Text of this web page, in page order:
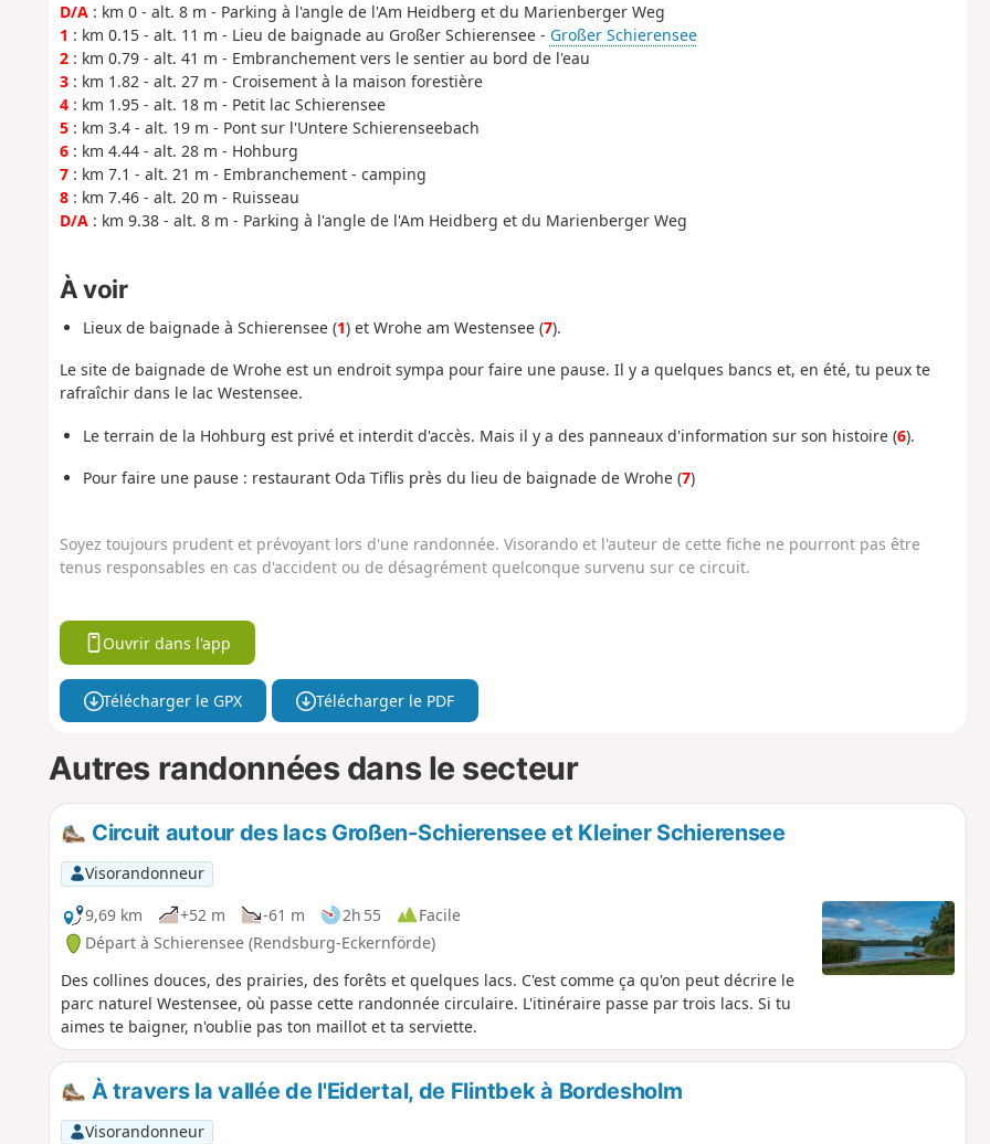
D/A: km 0 - alt. 8 m - Parking à l'angle de l'Am Heidberg et du Marienberger Weg
1 : km 0.15 - alt. 11 m - Lieu de baignade au Großer Schierensee - Großer Schierensee
2: km 0.79 - alt. 41 m - Embranchement vers le sentier au bord de l'eau
3: km 1.82 - alt. 27 m - Croisement à la maison forestière
4: km 1.95 - alt. 18 m - Petit lac Schierensee
5: km 3.4 - alt. 19 m - Pont sur l'Untere Schierenseebach
6: km 4.44 - alt. 28 m - Hohburg
7: km 7.1 - alt. 21 m - Embranchement - camping
8: km 7.46 - alt. 20 m - Ruisseau
D/A: km 9.38 - alt. 8 m - Parking à l'angle de l'Am Heidberg et du Marienberger Weg
À voir
Lieux de baignade à Schierensee (1) et Wrohe am Westensee (7).
Le site de baignade de Wrohe est un endroit sympa pour faire une pause. Il y a quelques bancs et, en été, tu peux te
rafraîchir dans le lac Westensee.
Le terrain de la Hohburg est privé et interdit d'accès. Mais il y a des panneaux d'information sur son histoire (6).
Pour faire une pause : restaurant Oda Tiflis près du lieu de baignade de Wrohe (7)
Soyez toujours prudent et prévoyant lors d'une randonnée. Visorando et l'auteur de cette fiche ne pourront pas être
tenus responsables en cas d'accident ou de désagrément quelconque survenu sur ce circuit.
Ouvrir dans l'app
Télécharger le GPX Télécharger le PDF
Autres randonnées dans le secteur
Circuit autour des lacs Großen-Schierensee et Kleiner Schierensee
Visorandonneur
9,69 km
+52 m -61 m 2h 55
Facile
Départ à Schierensee (Rendsburg-Eckernförde)
Des collines douces, des prairies, des forêts et quelques lacs. C'est comme ça qu'on peut décrire le
parc naturel Westensee, où passe cette randonnée circulaire. L'itinéraire passe par trois lacs. Si tu
aimes te baigner, n'oublie pas ton maillot et ta serviette.
À travers la vallée de l'Eidertal, de Flintbek à Bordesholm
Visorandonneur